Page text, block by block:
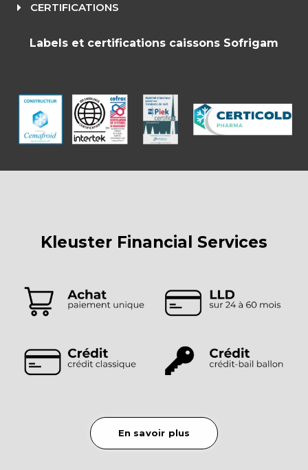
CERTIFICATIONS
Labels et certifications caissons Sofrigam
Kleuster Financial Services
En savoir plus